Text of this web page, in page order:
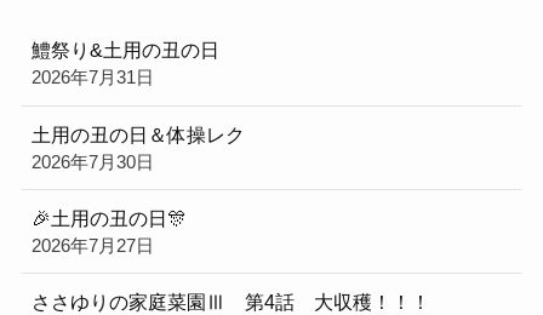
鱧祭り&土用の丑の日
2026年7月31日
土用の丑の日＆体操レク
2026年7月30日
🎉土用の丑の日🎊
2026年7月27日
ささゆりの家庭菜園Ⅲ 第4話 大収穫！！！